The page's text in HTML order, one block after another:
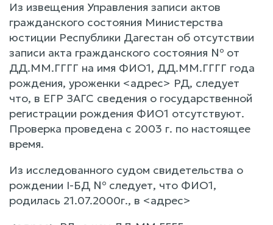
Из извещения Управления записи актов
гражданского состояния Министерства
юстиции Республики Дагестан об отсутствии
записи акта гражданского состояния № от
ДД.ММ.ГГГГ на имя ФИО1, ДД.ММ.ГГГГ года
рождения, уроженки <адрес> РД, следует
что, в ЕГР ЗАГС сведения о государственной
регистрации рождения ФИО1 отсутствуют.
Проверка проведена с 2003 г. по настоящее
время.
Из исследованного судом свидетельства о
рождении I-БД № следует, что ФИО1,
родилась 21.07.2000г., в <адрес>